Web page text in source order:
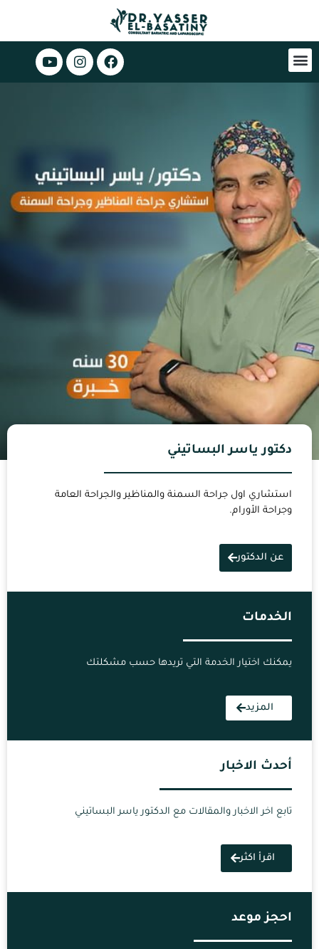
دكتور ياسر البساتيني
استشاري اول جراحة السمنة والمناظير والجراحة العامة
وجراحة الأورام.
عن الدكتور
الخدمات
يمكنك اختيار الخدمة التي تريدها حسب مشكلتك
المزيد
أحدث الاخبار
تابع اخر الاخبار والمقالات مع الدكتور ياسر البساتيني
اقرأ اكثر
احجز موعد